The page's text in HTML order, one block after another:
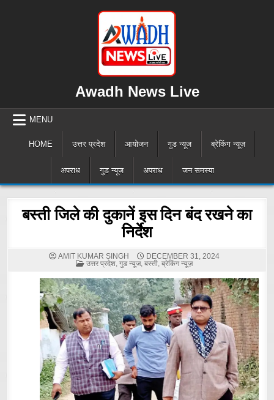
Awadh News Live
MENU
HOME उत्तर प्रदेश आयोजन गुड न्यूज ब्रेकिंग न्यूज़
अपराध गुड न्यूज अपराध जन समस्या
बस्ती जिले की दुकानें इस दिन बंद रखने का
निर्देश
AMIT KUMAR SINGH DECEMBER 31, 2024
POSTED
IN
उत्तर प्रदेश, गुड न्यूज, बस्ती, ब्रेकिंग न्यूज़